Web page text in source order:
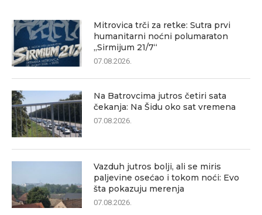
Mitrovica trči za retke: Sutra prvi
humanitarni noćni polumaraton
„Sirmijum 21/7“
07.08.2026.
Na Batrovcima jutros četiri sata
čekanja: Na Šidu oko sat vremena
07.08.2026.
Vazduh jutros bolji, ali se miris
paljevine osećao i tokom noći: Evo
šta pokazuju merenja
07.08.2026.